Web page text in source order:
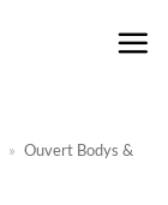
» Ouvert Bodys &